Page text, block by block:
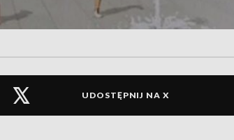
UDOSTĘPNIJ NA X